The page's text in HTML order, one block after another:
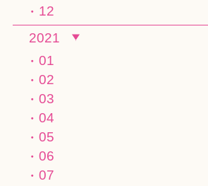
12
2021
01
02
03
04
05
06
07